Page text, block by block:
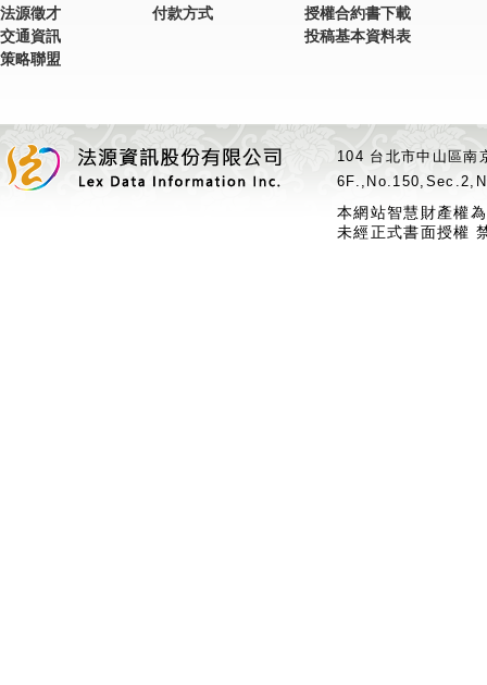
法源徵才
交通資訊
策略聯盟
付款方式
授權合約書下載
投稿基本資料表
104 台北市中山區
本網站智慧財產權
未經正式書面授權